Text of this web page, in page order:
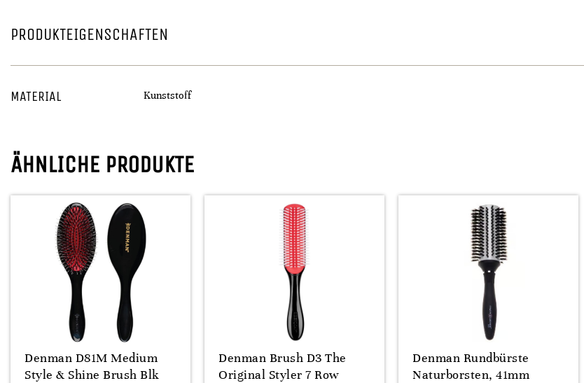
PRODUKTEIGENSCHAFTEN
MATERIAL Kunststoff
ÄHNLICHE PRODUKTE
Denman D81M Medium
Style & Shine Brush Blk
Denman Brush D3 The
Original Styler 7 Row
Denman Rundbürste
Naturborsten, 41mm